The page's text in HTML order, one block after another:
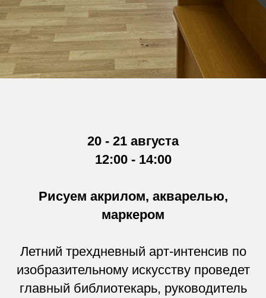
20 - 21 августа
12:00 - 14:00
Рисуем акрилом, акварелью,
маркером
Летний трехдневный арт-интенсив по
изобразительному искусству проведет
главный библиотекарь, руководитель